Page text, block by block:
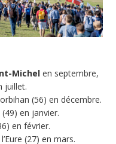
Michel en septembre,
juillet.
(56) en décembre.
en janvier.
en février.
(27) en mars.